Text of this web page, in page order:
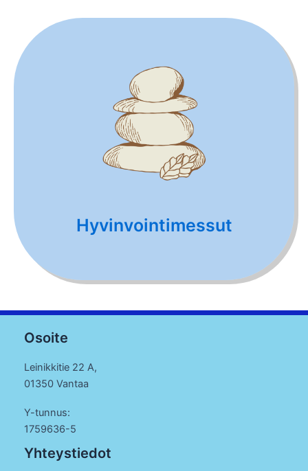
Hyvinvointimessut
Osoite
Leinikkitie 22 A,
01350 Vantaa
Y-tunnus:
1759636-5
Yhteystiedot